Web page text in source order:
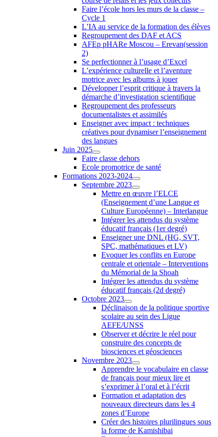
Faire l’école hors les murs de la classe –
Cycle 1
L’IA au service de la formation des élèves
Regroupement des DAF et ACS
AFEp pHARe Moscou – Erevan(session
2)
Se perfectionner à l’usage d’Excel
L’expérience culturelle et l’aventure
motrice avec les albums à jouer
Développer l’esprit critique à travers la
démarche d’investigation scientifique
Regroupement des professeurs
documentalistes et assimilés
Enseigner avec impact : techniques
créatives pour dynamiser l’enseignement
des langues
Juin 2025
Faire classe dehors
Ecole promotrice de santé
Formations 2023-2024
Septembre 2023
Mettre en œuvre l’ELCE
(Enseignement d’une Langue et
Culture Européenne) – Interlangue
Intégrer les attendus du système
éducatif français (1er degré)
Enseigner une DNL (HG, SVT,
SPC, mathématiques et LV)
Evoquer les conflits en Europe
centrale et orientale – Interventions
du Mémorial de la Shoah
Intégrer les attendus du système
éducatif français (2d degré)
Octobre 2023
Déclinaison de la politique sportive
scolaire au sein des Ligue
AEFE/UNSS
Observer et décrire le réel pour
construire des concepts de
biosciences et géosciences
Novembre 2023
Apprendre le vocabulaire en classe
de français pour mieux lire et
s’exprimer à l’oral et à l’écrit
Formation et adaptation des
nouveaux directeurs dans les 4
zones d’Europe
Créer des histoires plurilingues sous
la forme de Kamishibai